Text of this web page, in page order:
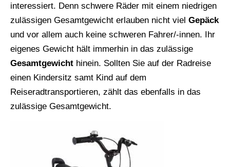
interessiert. Denn schwere Räder mit einem niedrigen
zulässigen Gesamtgewicht erlauben nicht viel Gepäck
und vor allem auch keine schweren Fahrer/-innen. Ihr
eigenes Gewicht hält immerhin in das zulässige
Gesamtgewicht hinein. Sollten Sie auf der Radreise
einen Kindersitz samt Kind auf dem
Reiseradtransportieren, zählt das ebenfalls in das
zulässige Gesamtgewicht.